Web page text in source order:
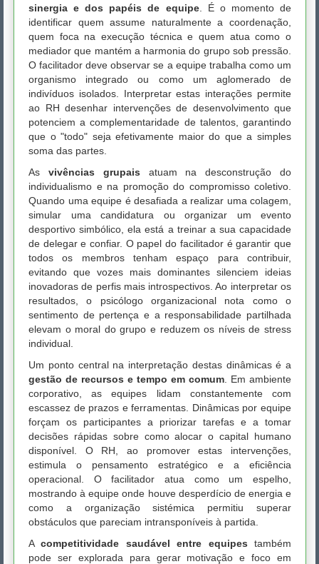
sinergia e dos papéis de equipe. É o momento de
identificar quem assume naturalmente a coordenação,
quem foca na execução técnica e quem atua como o
mediador que mantém a harmonia do grupo sob pressão.
O facilitador deve observar se a equipe trabalha como um
organismo integrado ou como um aglomerado de
indivíduos isolados. Interpretar estas interações permite
ao RH desenhar intervenções de desenvolvimento que
potenciem a complementaridade de talentos, garantindo
que o "todo" seja efetivamente maior do que a simples
soma das partes.
As vivências grupais atuam na desconstrução do
individualismo e na promoção do compromisso coletivo.
Quando uma equipe é desafiada a realizar uma colagem,
simular uma candidatura ou organizar um evento
desportivo simbólico, ela está a treinar a sua capacidade
de delegar e confiar. O papel do facilitador é garantir que
todos os membros tenham espaço para contribuir,
evitando que vozes mais dominantes silenciem ideias
inovadoras de perfis mais introspectivos. Ao interpretar os
resultados, o psicólogo organizacional nota como o
sentimento de pertença e a responsabilidade partilhada
elevam o moral do grupo e reduzem os níveis de stress
individual.
Um ponto central na interpretação destas dinâmicas é a
gestão de recursos e tempo em comum . Em ambiente
corporativo, as equipes lidam constantemente com
escassez de prazos e ferramentas. Dinâmicas por equipe
forçam os participantes a priorizar tarefas e a tomar
decisões rápidas sobre como alocar o capital humano
disponível. O RH, ao promover estas intervenções,
estimula o pensamento estratégico e a eficiência
operacional. O facilitador atua como um espelho,
mostrando à equipe onde houve desperdício de energia e
como a organização sistémica permitiu superar
obstáculos que pareciam intransponíveis à partida.
Acompetitividade saudável entre equipes também
pode ser explorada para gerar motivação e foco em